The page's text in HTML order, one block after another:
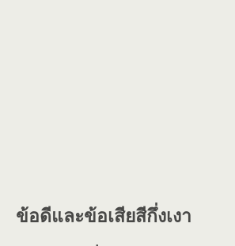
ข้อดีและข้อเสียสีกึ่งเงา